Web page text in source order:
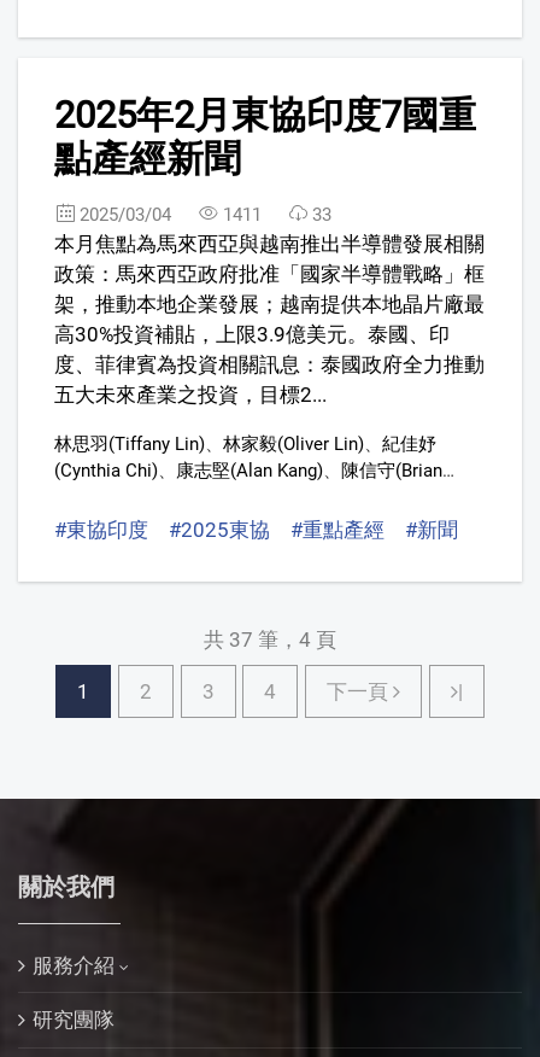
102025年2月東協印度7國重
點產經新聞
2025/03/04 1411 33
本月焦點為馬來西亞與越南推出半導體發展相關
政策：馬來西亞政府批准「國家半導體戰略」框
架，推動本地企業發展；越南提供本地晶片廠最
高30%投資補貼，上限3.9億美元。泰國、印
度、菲律賓為投資相關訊息：泰國政府全力推動
五大未來產業之投資，目標2...
林思羽(Tiffany Lin)、 林家毅(Oliver Lin)、 紀佳妤
(Cynthia Chi)、 康志堅(Alan Kang)、 陳信守(Brian
#東協印度 #2025東協 #重點產經 #新聞
共 37 筆，4 頁
1 2 3 4 下一頁 下一頁|
關於我們
服務介紹
研究團隊